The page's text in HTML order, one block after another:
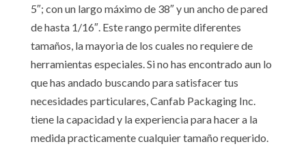
5″; con un largo máximo de 38″ y un ancho de pared
de hasta 1/16″. Este rango permite diferentes
tamaños, la mayoria de los cuales no requiere de
herramientas especiales. Si no has encontrado aun lo
que has andado buscando para satisfacer tus
necesidades particulares, Canfab Packaging Inc.
tiene la capacidad y la experiencia para hacer a la
medida practicamente cualquier tamaño requerido.